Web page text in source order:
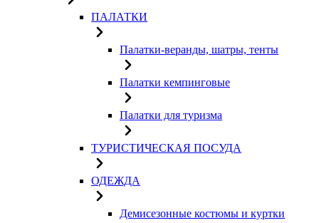
ПАЛАТКИ
Палатки-веранды, шатры, тенты
Палатки кемпинговые
Палатки для туризма
ТУРИСТИЧЕСКАЯ ПОСУДА
ОДЕЖДА
Демисезонные костюмы и куртки